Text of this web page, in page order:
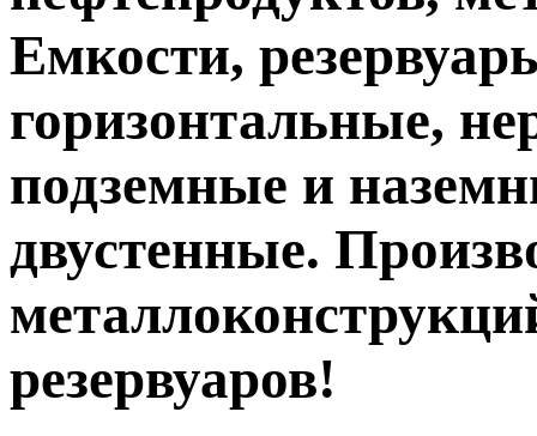
Емкости,
горизонтальные,
подземные и
двустенные.
резервуаров!